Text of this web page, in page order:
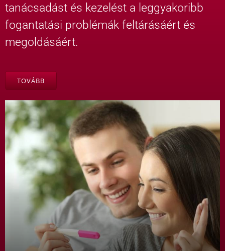
tanácsadást és kezelést a leggyakoribb
fogantatási problémák feltárásáért és
megoldásáért.
TOVÁBB